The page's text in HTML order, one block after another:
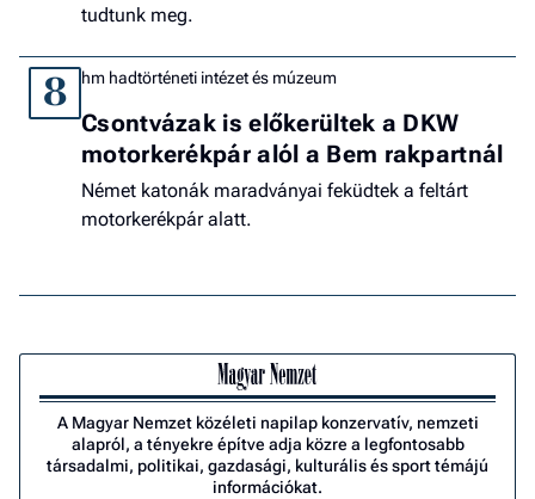
tudtunk meg.
8 hm hadtörténeti intézet és múzeum
Csontvázak is előkerültek a DKW
motorkerékpár alól a Bem rakpartnál
Német katonák maradványai feküdtek a feltárt
motorkerékpár alatt.
A Magyar Nemzet közéleti napilap konzervatív, nemzeti
alapról, a tényekre építve adja közre a legfontosabb
társadalmi, politikai, gazdasági, kulturális és sport témájú
információkat.